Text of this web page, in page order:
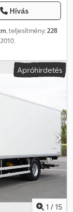
Hívás
, teljesítmény:228
,
Gyártási év:2010, A
nem
rendben van!
raktér belső
Apróhirdetés
1 / 15